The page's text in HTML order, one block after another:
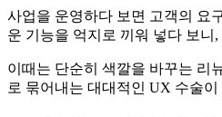
사업을 운영하다 보면 고객의 요
운 기능을 억지로 끼워 넣다 보
이때는 단순히 색깔을 바꾸는 리
로 묶어내는 대대적인 UX 수술이